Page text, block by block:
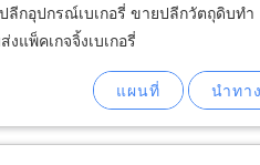
กอุปกรณ์เบเกอรี่ ขายปลีกวัตถุดิบทำ
แพ็คเกจจิ้งเบเกอรี่